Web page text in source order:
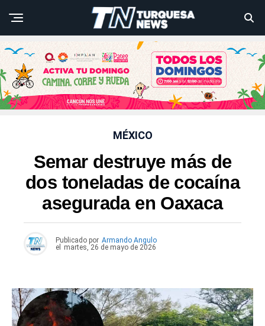
MÉXICO
Semar destruye más de
dos toneladas de cocaína
asegurada en Oaxaca
Publicado por Armando Angulo
el
martes, 26 de mayo de 2026